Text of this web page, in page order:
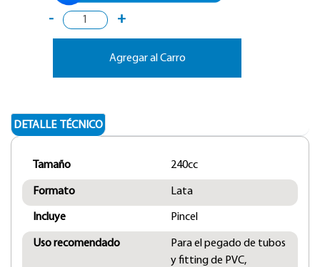
- +
Agregar al Carro
DETALLE TÉCNICO
Tamaño 240cc
Formato Lata
Incluye Pincel
Uso recomendado
Para el pegado de tubos
y fitting de PVC,